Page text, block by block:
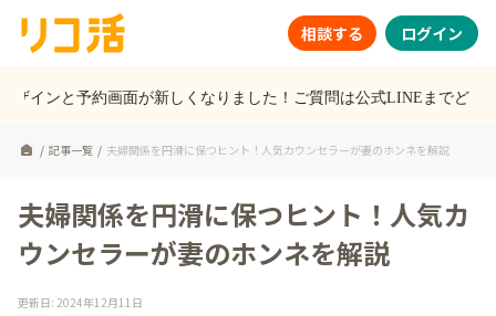
相談する ログイン
ザインと予約画面が新しくなりました！ご質問は公式LINEまでどうぞ
/ 記事一覧 / 夫婦関係を円滑に保つヒント！人気カウンセラーが妻のホンネを解説
夫婦関係を円滑に保つヒント！人気カ
ウンセラーが妻のホンネを解説
更新日: 2024年12月11日